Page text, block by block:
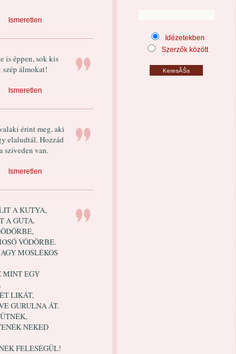
Ismeretlen
is éppen, sok kis
álmokat!
Ismeretlen
érint meg, aki
elaludtál. Hozzád
szíveden van.
Ismeretlen
A KUTYA,
A GUTA.
VÖDÖRBE.
MOSLÉKOS
MINT EGY
LIKÁT,
GURULNA ÁT.
NEKED
FELESÉGÜL!
Idézetekben
Szerzők között